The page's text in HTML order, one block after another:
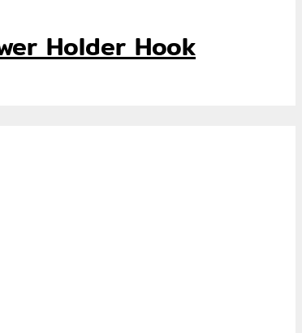
Holder Hook